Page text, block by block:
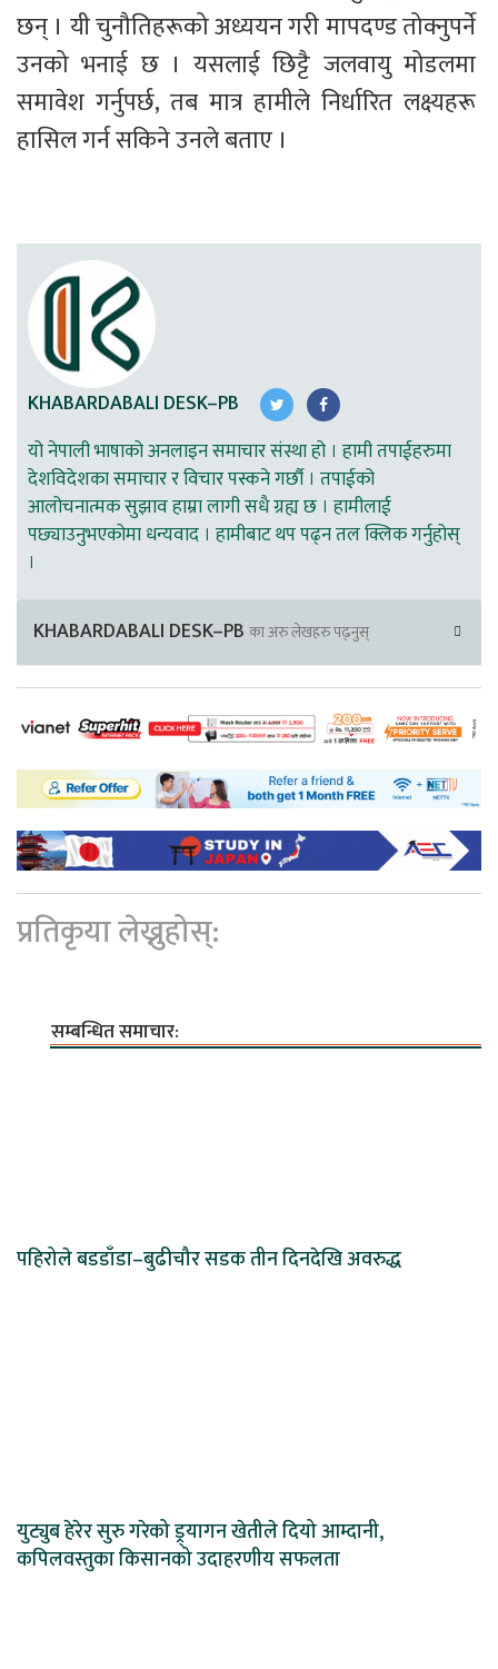
छन् । यी चुनौतिहरूको अध्ययन गरी मापदण्ड तोक्नुपर्ने
उनको भनाई छ । यसलाई छिट्टै जलवायु मोडलमा
समावेश गर्नुपर्छ, तब मात्र हामीले निर्धारित लक्ष्यहरू
हासिल गर्न सकिने उनले बताए ।
KHABARDABALI DESK–PB
यो नेपाली भाषाको अनलाइन समाचार संस्था हो । हामी तपाईहरुमा
देशविदेशका समाचार र विचार पस्कने गर्छौ । तपाईको
आलोचनात्मक सुझाव हाम्रा लागी सधै ग्रह्य छ । हामीलाई
पछ्याउनुभएकोमा धन्यवाद । हामीबाट थप पढ्न तल क्लिक गर्नुहोस्
।
KHABARDABALI DESK–PB का अरु लेखहरु पढ्नुस्
प्रतिकृया लेख्नुहोस्:
सम्बन्धित समाचार:
पहिरोले बडडाँडा–बुढीचौर सडक तीन दिनदेखि अवरुद्ध
युट्युब हेरेर सुरु गरेको ड्र्यागन खेतीले दियो आम्दानी,
कपिलवस्तुका किसानको उदाहरणीय सफलता